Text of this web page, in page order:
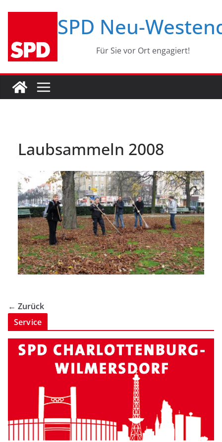
SPD Neu-
Für Sie vor Ort engagiert!
Laubsammeln 2008
← Zurück
Service